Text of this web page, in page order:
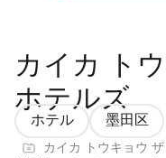
カイカ ト
ホテルズ
ホテル 墨田区
カイカ トウキョウ